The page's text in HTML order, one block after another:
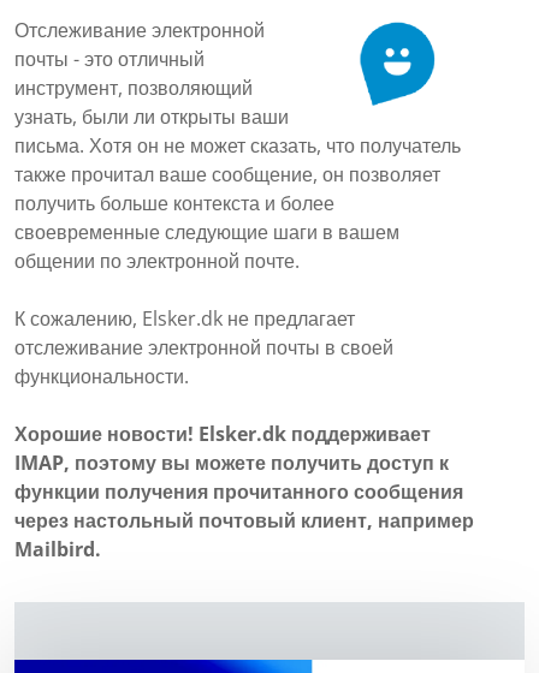
Отслеживание электронной
почты - это отличный
инструмент, позволяющий
узнать, были ли открыты ваши
письма. Хотя он не может сказать, что получатель
также прочитал ваше сообщение, он позволяет
получить больше контекста и более
своевременные следующие шаги в вашем
общении по электронной почте.
К сожалению, Elsker.dk не предлагает
отслеживание электронной почты в своей
функциональности.
Хорошие новости! Elsker.dk поддерживает
IMAP, поэтому вы можете получить доступ к
функции получения прочитанного сообщения
через настольный почтовый клиент, например
Mailbird.